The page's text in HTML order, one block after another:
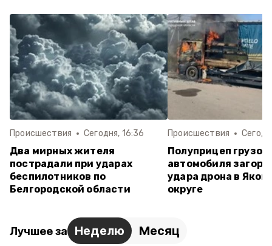
Происшествия Сегодня, 16:36
Два мирных жителя
пострадали при ударах
беспилотников по
Белгородской области
Происшествия
Полуприцеп
автомобиля
удара дрона в
округе
Лучшее за Неделю Месяц